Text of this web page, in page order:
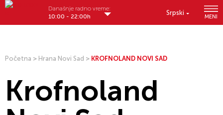
Srpski
MENI
Današnje radno vreme:
10:00 - 22:00h
Početna > Hrana Novi Sad > KROFNOLAND NOVI SAD
Krofnoland